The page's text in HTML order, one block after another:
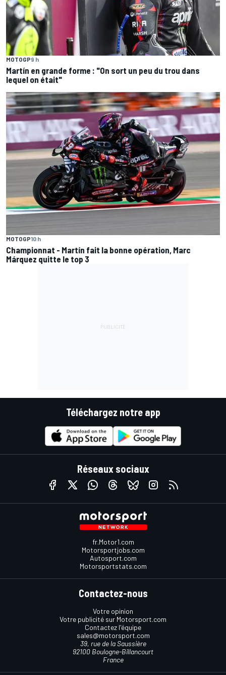
MOTOGP9 h
Martín en grande forme : "On sort un peu du trou dans
lequel on était"
MOTOGP10 h
Championnat - Martín fait la bonne opération, Marc
Márquez quitte le top 3
Téléchargez notre app
Réseaux sociaux
fr.Motor1.com
Motorsportjobs.com
Autosport.com
Motorsportstats.com
Contactez-nous
Votre opinion
Votre publicité sur Motorsport.com
Contactez l'équipe
sales@motorsport.com
39, rue de la Saussière
92100 Boulogne-Billancourt
France